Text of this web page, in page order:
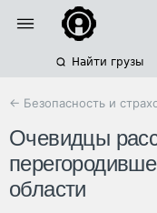
Найти грузы
← Безопасность и
Очевидцы
области